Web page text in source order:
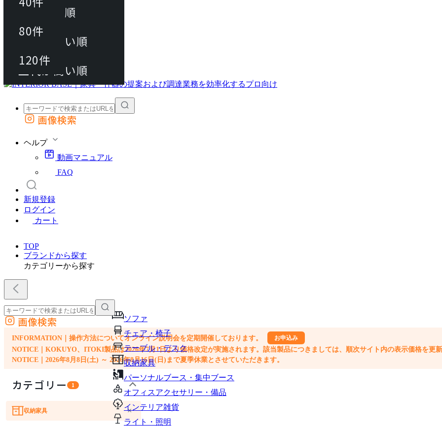
動画マニュアル
FAQ
カート
外部サイトの商品をカートに追加
画像検索
ヘルプ
動画マニュアル
FAQ
新規登録
ログイン
カート
TOP
ブランドから探す
カテゴリーから探す
ソファ
チェア・椅子
テーブル・デスク
収納家具
パーソナルブース・集中ブース
オフィスアクセサリー・備品
インテリア雑貨
ライト・照明
外部サイトの商品をカートに追加
他のサイトで見つけた商品ページのURLを貼り付けて、カートに追加できます
画像検索
INFORMATION｜操作方法についてオンライン説明会を定期開催しております。 お申込み
NOTICE｜KOKUYO、ITOKI製品は2026年7月1日より価格改定が実施されます。該当製品につきましては、順次サイト内の表示価格を更新
NOTICE｜2026年8月8日(土) ～ 2026年8月16日(日)まで夏季休業とさせていただきます。
カテゴリー 1
ソファ
チェア・椅子
テーブル・デスク
収納家具 ×
80件
120件
おすすめ順
上代が安い順
上代が高い順
80件
120件